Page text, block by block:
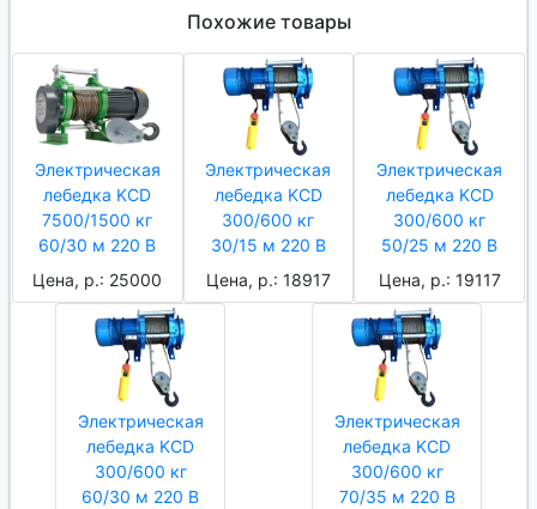
Похожие товары
Электрическая
лебедка KCD
7500/1500 кг
60/30 м 220 В
Цена, р.: 25000
Электрическая
лебедка KCD
300/600 кг
30/15 м 220 В
Цена, р.: 18917
Электрическая
лебедка KCD
300/600 кг
50/25 м 220 В
Цена, р.: 19117
Электрическая
лебедка KCD
300/600 кг
60/30 м 220 В
Электрическая
лебедка KCD
300/600 кг
70/35 м 220 В